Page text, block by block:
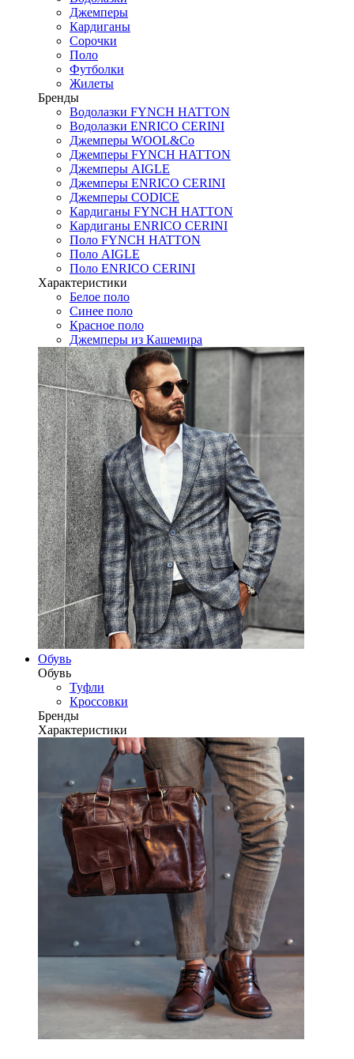
Джемперы
Кардиганы
Сорочки
Поло
Футболки
Жилеты
Бренды
Водолазки FYNCH HATTON
Водолазки ENRICO CERINI
Джемперы WOOL&Co
Джемперы FYNCH HATTON
Джемперы AIGLE
Джемперы ENRICO CERINI
Джемперы CODICE
Кардиганы FYNCH HATTON
Кардиганы ENRICO CERINI
Поло FYNCH HATTON
Поло AIGLE
Поло ENRICO CERINI
Характеристики
Белое поло
Синее поло
Красное поло
Джемперы из Кашемира
Обувь
Обувь
Туфли
Кроссовки
Бренды
Характеристики